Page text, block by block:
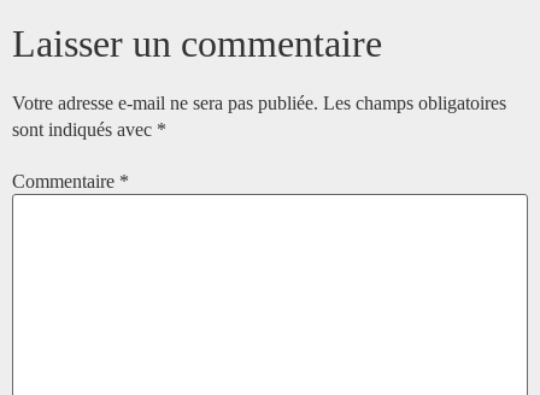
Laisser un commentaire
Votre adresse e-mail ne sera pas publiée. Les champs obligatoires
sont indiqués avec *
Commentaire *